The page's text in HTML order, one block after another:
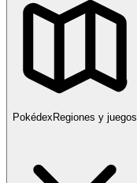
PokédexRegiones y juegos